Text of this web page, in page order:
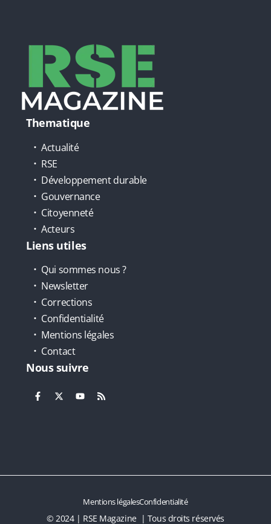
Thematique
Actualité
RSE
Développement durable
Gouvernance
Citoyenneté
Acteurs
Liens utiles
Qui sommes nous ?
Newsletter
Corrections
Confidentialité
Mentions légales
Contact
Nous suivre
© 2024 | RSE Magazine | Tous droits réservés
Mentions légalesConfidentialité